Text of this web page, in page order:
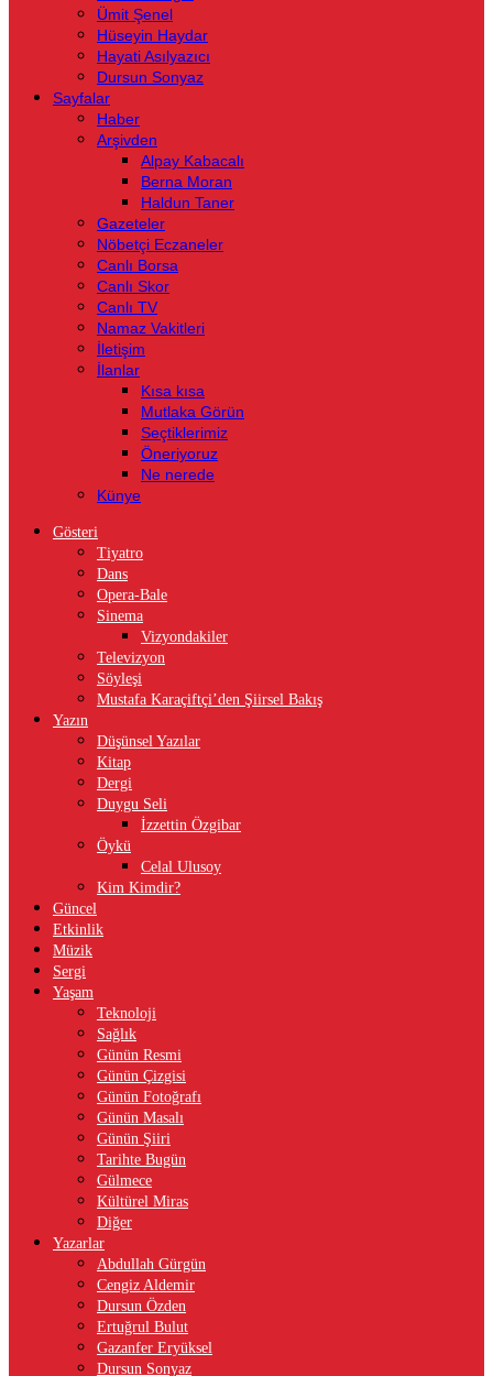
Ümit Şenel
Hüseyin Haydar
Hayati Asılyazıcı
Dursun Sonyaz
Sayfalar
Haber
Arşivden
Alpay Kabacalı
Berna Moran
Haldun Taner
Gazeteler
Nöbetçi Eczaneler
Canlı Borsa
Canlı Skor
Canlı TV
Namaz Vakitleri
İletişim
İlanlar
Kısa kısa
Mutlaka Görün
Seçtiklerimiz
Öneriyoruz
Ne nerede
Künye
Gösteri
Tiyatro
Dans
Opera-Bale
Sinema
Vizyondakiler
Televizyon
Söyleşi
Mustafa Karaçiftçi’den Şiirsel Bakış
Yazın
Düşünsel Yazılar
Kitap
Dergi
Duygu Seli
İzzettin Özgibar
Öykü
Celal Ulusoy
Kim Kimdir?
Güncel
Etkinlik
Müzik
Sergi
Yaşam
Teknoloji
Sağlık
Günün Resmi
Günün Çizgisi
Günün Fotoğrafı
Günün Masalı
Günün Şiiri
Tarihte Bugün
Gülmece
Kültürel Miras
Diğer
Yazarlar
Abdullah Gürgün
Cengiz Aldemir
Dursun Özden
Ertuğrul Bulut
Gazanfer Eryüksel
Dursun Sonyaz